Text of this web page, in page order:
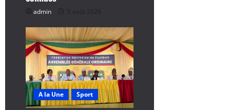
admin 5 août 2026
A la Une Sport